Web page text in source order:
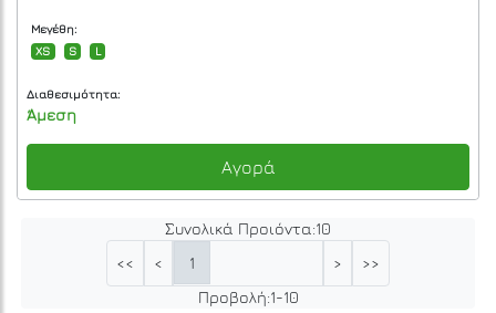
Μεγέθη:
XS
S L
Διαθεσιμότητα:
Άμεση
Αγορά
Συνολικά Προιόντα:10
<<
< 1 >
>>
Προβολή:1-10